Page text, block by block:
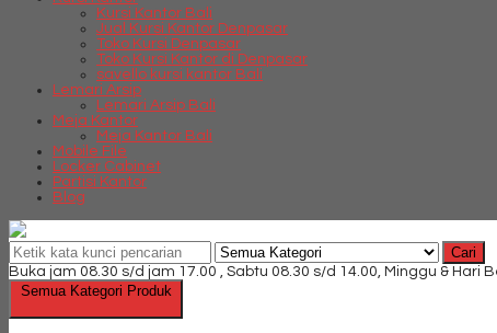
Kursi Kantor Bali
Jual Kursi Kantor Denpasar
Toko Kursi Denpasar
Toko Kursi Kantor di Denpasar
savello kursi kantor Bali
Lemari Arsip
Lemari Arsip Bali
Meja Kantor
Meja Kantor Bali
Mobile File
Locker Cabinet
Partisi Kantor
Blog
Cari
Buka jam 08.30 s/d jam 17.00 , Sabtu 08.30 s/d 14.00, Minggu & Hari
Semua Kategori Produk